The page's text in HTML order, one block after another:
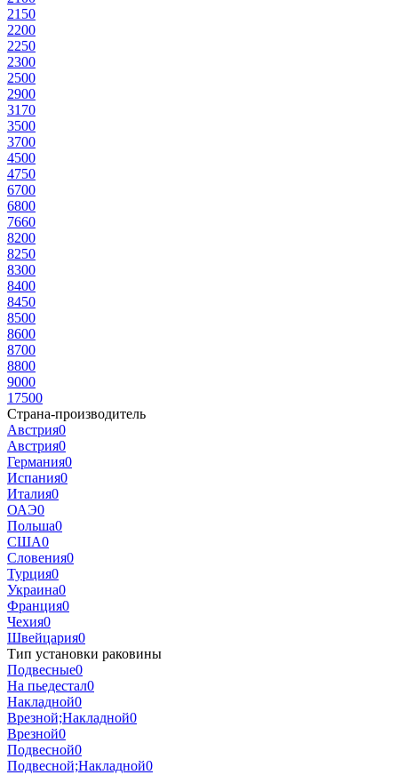
2150
2200
2250
2300
2500
2900
3170
3500
3700
4500
4750
6700
6800
7660
8200
8250
8300
8400
8450
8500
8600
8700
8800
9000
17500
Страна-производитель
Авcтрия0
Австрия0
Германия0
Испания0
Италия0
ОАЭ0
Польша0
США0
Словения0
Турция0
Украина0
Франция0
Чехия0
Швейцария0
Тип установки раковины
Подвесные0
На пьедестал0
Накладной0
Врезной;Накладной0
Врезной0
Подвесной0
Подвесной;Накладной0